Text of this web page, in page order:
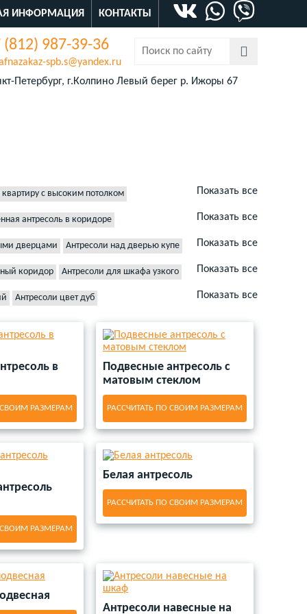
ИНФОРМАЦИЯ КОНТАКТЫ
(812) 987-39-36
spb.s@yandex.ru
Петербург, г.Колпино Левый берег р. Ижоры 67
квартиру с высоким потолком
потолка
Антресоли под окном
над ванной
шкафа купе
двухстворчатая для белья вешалки в проем
малогабаритные для кухни
Комбинированные антресоли для ниши
подоконником Глубокие антресоли
Показать все
антресоль в коридоре
в ванную комнату
в прихожей
Антресоли в хрущевке
для гостиной
Антресоли в санузел
в спальню
потолок Антресоль стоимость полки
Показать все
дверцами
Антресоли над дверью купе
кухню
двухдверные
с дверцами купе
вокруг дверного проема с антресолями
пространства
с зеркальными дверями
Антресоли навесные четырехдверные
Показать все
коридор
Антресоли для шкафа узкого
антресоли для кухни
Показать все
Антресоли цвет дуб
Показать все
в
СВОИМ РАЗМЕРАМ
Подвесные антресоль с
матовым стеклом
РАССЧИТАТЬ ПО СВОИМ РАЗМЕРАМ
СВОИМ РАЗМЕРАМ
Белая антресоль
РАССЧИТАТЬ ПО СВОИМ РАЗМЕРАМ
Антресоли навесные на